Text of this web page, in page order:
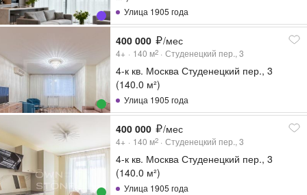
Улица 1905 года
400 000 /мес
4+ 140 м2 Студенецкий пер., 3
4-к кв. Москва Студенецкий пер., 3
(140.0 м²)
Улица 1905 года
400 000 /мес
4+ 140 м2 Студенецкий пер., 3
4-к кв. Москва Студенецкий пер., 3
(140.0 м²)
Улица 1905 года